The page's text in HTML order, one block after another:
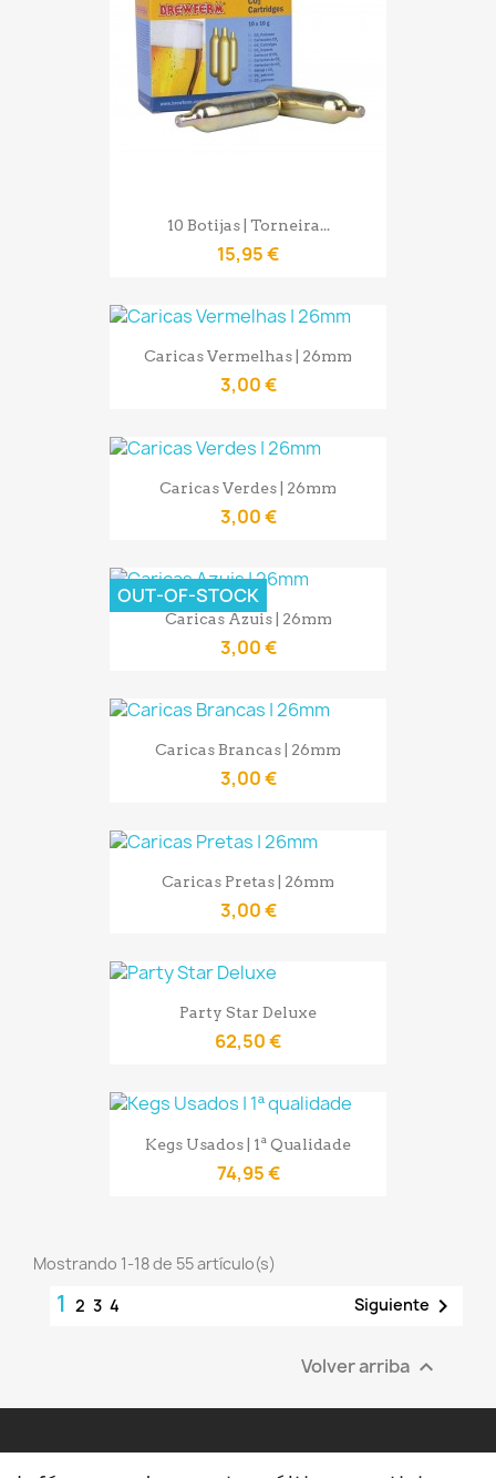
10 Botijas | Torneira...
15,95 €
Caricas Vermelhas | 26mm
3,00 €
Caricas Verdes | 26mm
3,00 €
Caricas Azuis | 26mm
3,00 €
OUT-OF-STOCK
Caricas Brancas | 26mm
3,00 €
Caricas Pretas | 26mm
3,00 €
Party Star Deluxe
62,50 €
Kegs Usados | 1ª Qualidade
74,95 €
Mostrando 1-18 de 55 artículo(s)
1 2 3 4 Siguiente 
Volver arriba 